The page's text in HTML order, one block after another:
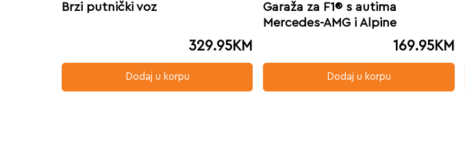
Brzi putnički voz
329.95KM
Dodaj u korpu
Garaža za F1® s autima
Mercedes-AMG i Alpine
169.95KM
Dodaj u korpu